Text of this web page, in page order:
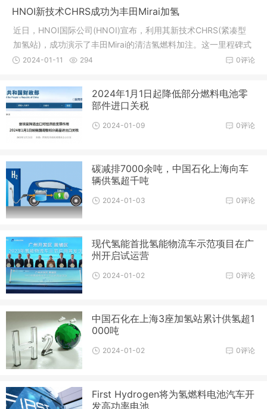
HNOI新技术CHRS成功为丰田Mirai加氢
近日，HNOI国际公司(HNOI)宣布，利用其新技术CHRS(紧凑型
加氢站)，成功演示了丰田Mirai的清洁氢燃料加注。这一里程碑式
的成就发生在德克萨斯州休斯顿的一个氢气工作场所，此举标志
为氢基技术和基础设施领域的变革性解决方案。
0评论
2024-01-11 294
2024年1月1日起降低部分燃料电池零
部件进口关税
0评论
2024-01-09
碳减排7000余吨，中国石化上海向车
辆供氢超千吨
0评论
2024-01-03
现代氢能首批氢能物流车示范项目在广
州开启试运营
0评论
2024-01-02
中国石化在上海3座加氢站累计供氢超1
000吨
0评论
2024-01-02
First Hydrogen将为氢燃料电池汽车开
发高功率电池